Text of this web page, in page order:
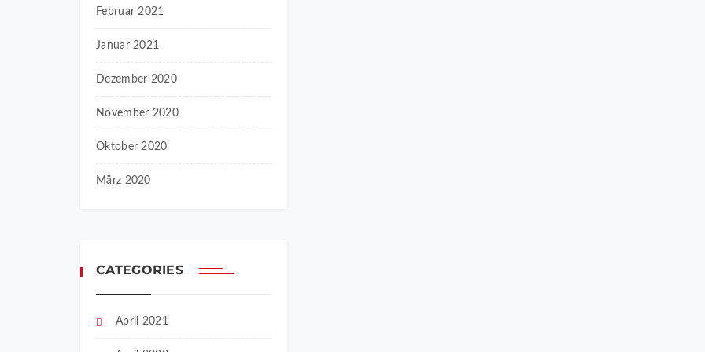
Februar 2021
Januar 2021
Dezember 2020
November 2020
Oktober 2020
März 2020
CATEGORIES
April 2021